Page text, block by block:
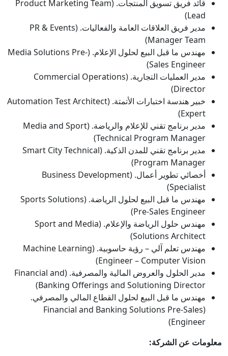
قائد فريق تسويق المنتجات. (Product Marketing Team
Lead)
مدير فريق العلاقات العامة والفعاليات. (PR & Events
Manager Team)
مهندس ما قبل البيع لحلول الإعلام. (Media Solutions Pre-
Sales Engineer)
مدير العمليات التجارية. (Commercial Operations
Director)
خبير هندسة اختبارات الأتمتة. (Automation Test Architect
Expert)
مدير برنامج تقني للإعلام والرياضة. (Media and Sport
Technical Program Manager)
مدير برنامج تقني للمدن الذكية. (Smart City Technical
Program Manager)
أخصائي تطوير أعمال. (Business Development
Specialist)
مهندس ما قبل البيع لحلول الرياضة. (Sports Solutions
Pre-Sales Engineer)
مهندس حلول الرياضة والإعلام. (Sport and Media
Solutions Architect)
مهندس تعلم آلي – رؤية حاسوبية. (Machine Learning
Engineer – Computer Vision)
مدير الحلول والعروض المالية والمصرفية. (Financial and
Banking Offerings and Solutioning Director)
مهندس ما قبل البيع لحلول القطاع المالي والمصرفي.
(Financial and Banking Solutions Pre-Sales
Engineer)
معلومات عن الشركة: